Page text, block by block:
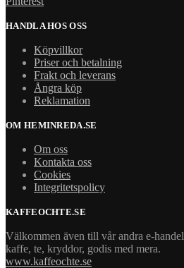
HANDLA HOS OSS
Köpvillkor
Priser och betalning
Frakt och leverans
Ångra köp
Reklamation
OM HEMINREDA.SE
Om oss
Kontakta oss
Cookies
Integritetspolicy
KAFFEOCHTE.SE
Välkommen även till vår andra e-handel
kaffe, te, kryddor, godis med mera.
www.kaffeochte.se